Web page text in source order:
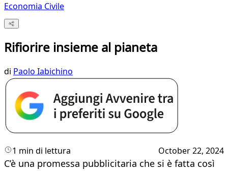
Economia Civile
Rifiorire insieme al pianeta
di Paolo Iabichino
1 min di lettura October 22, 2024
C’è una promessa pubblicitaria che si è fatta così